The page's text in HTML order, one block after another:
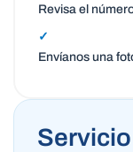
Revisa el
✓
Envíanos una